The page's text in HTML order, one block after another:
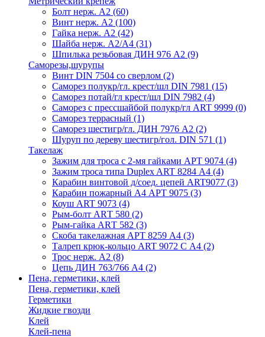
Болт нерж. А2 (60)
Винт нерж. А2 (100)
Гайка нерж. А2 (42)
Шайба нерж. А2/А4 (31)
Шпилька резьбовая ДИН 976 А2 (9)
Саморезы,шурупы
Винт DIN 7504 со сверлом (2)
Саморез полукр/гл. крест/шл DIN 7981 (15)
Саморез потай/гл крест/шл DIN 7982 (4)
Саморез с прессшайбой полукр/гл ART 9999 (0)
Саморез террасный (1)
Саморез шестигр/гл. ДИН 7976 А2 (2)
Шуруп по дереву шестигр/гол. DIN 571 (1)
Такелаж
Зажим для троса с 2-мя гайками АРТ 9074 (4)
Зажим троса типа Duplex ART 8284 А4 (4)
Карабин винтовой д/соед. цепей ART9077 (3)
Карабин пожарный А4 АРТ 9075 (3)
Коуш ART 9073 (4)
Рым-болт АRТ 580 (2)
Рым-гайка АRТ 582 (3)
Скоба такелажная АРТ 8259 А4 (3)
Талреп крюк-кольцо ART 9072 С A4 (2)
Трос нерж. А2 (8)
Цепь ДИН 763/766 А4 (2)
Пена, герметики, клей
Пена, герметики, клей
Герметики
Жидкие гвозди
Клей
Клей-пена